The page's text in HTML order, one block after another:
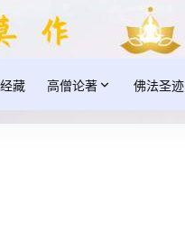
藏 高僧论著 佛法圣迹